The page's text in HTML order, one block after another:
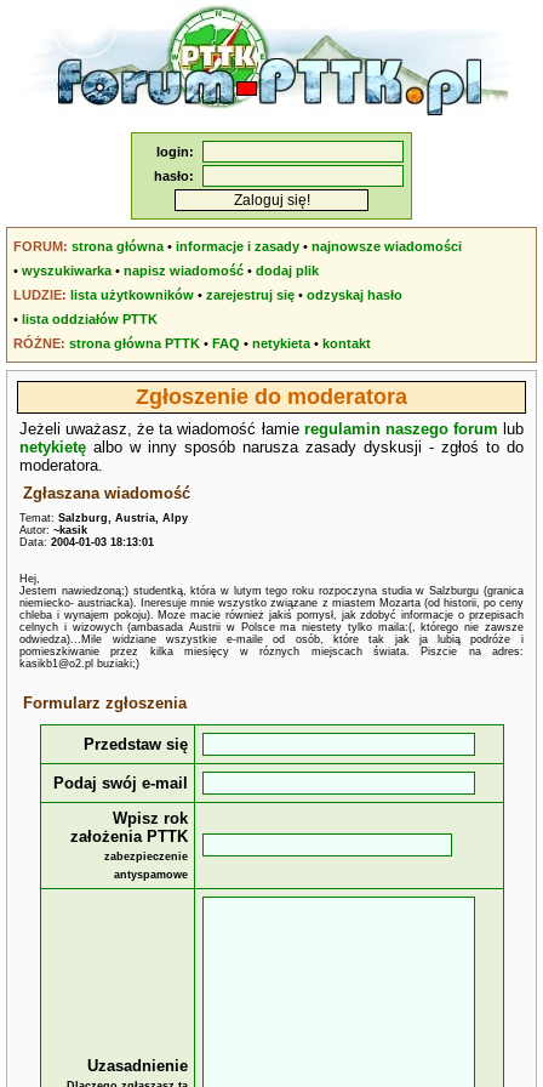
login:
hasło:
FORUM: strona główna •informacje i zasady •najnowsze wiadomości
•wyszukiwarka •napisz wiadomość •dodaj plik
LUDZIE: lista użytkowników •zarejestruj się •odzyskaj hasło
•lista oddziałów PTTK
RÓŻNE: strona główna PTTK •FAQ •netykieta •kontakt
Zgłoszenie do moderatora
Jeżeli uważasz, że ta wiadomość łamie regulamin naszego forum lub
netykietę albo w inny sposób narusza zasady dyskusji - zgłoś to do
moderatora.
Zgłaszana wiadomość
Temat:Salzburg, Austria, Alpy
Autor:~kasik
Data:2004-01-03 18:13:01
Hej,
Jestem nawiedzoną;) studentką, która w lutym tego roku rozpoczyna studia w Salzburgu (granica
niemiecko- austriacka). Ineresuje mnie wszystko związane z miastem Mozarta (od historii, po ceny
chleba i wynajem pokoju). Moze macie również jakiś pomysł, jak zdobyć informacje o przepisach
celnych i wizowych (ambasada Austrii w Polsce ma niestety tylko maila:(, którego nie zawsze
odwiedza)...Mile widziane wszystkie e-maile od osób, które tak jak ja lubią podróże i
pomieszkiwanie przez kilka miesięcy w róznych miejscach świata. Piszcie na adres:
kasikb1@o2.pl buziaki;)
Formularz zgłoszenia
Przedstaw się
Podaj swój e-mail
Wpisz rok
założenia PTTK
zabezpieczenie
antyspamowe
Uzasadnienie